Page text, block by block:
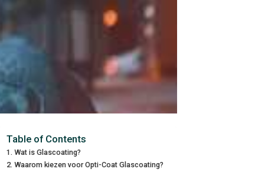
Table of Contents
Wat is Glascoating?
Waarom kiezen voor Opti-Coat Glascoating?